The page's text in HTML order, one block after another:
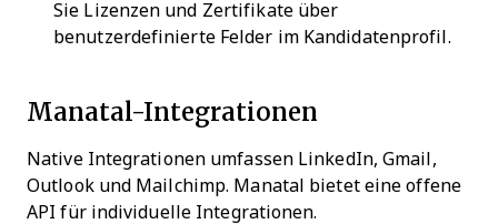
Sie Lizenzen und Zertifikate über
benutzerdefinierte Felder im Kandidatenprofil.
Manatal-Integrationen
Native Integrationen umfassen LinkedIn, Gmail,
Outlook und Mailchimp. Manatal bietet eine offene
API für individuelle Integrationen.